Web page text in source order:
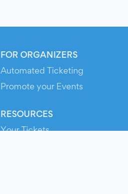
FOR ORGANIZERS
Automated Ticketing
Promote your Events
RESOURCES
Your Tickets